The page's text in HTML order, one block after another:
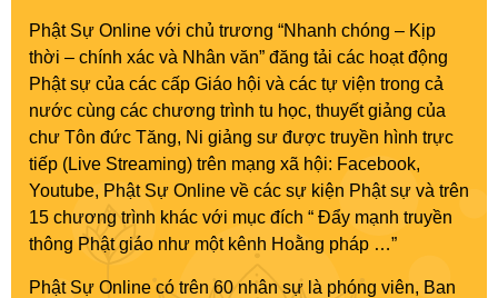
Phật Sự Online với chủ trương “Nhanh chóng – Kịp
thời – chính xác và Nhân văn” đăng tải các hoạt động
Phật sự của các cấp Giáo hội và các tự viện trong cả
nước cùng các chương trình tu học, thuyết giảng của
chư Tôn đức Tăng, Ni giảng sư được truyền hình trực
tiếp (Live Streaming) trên mạng xã hội: Facebook,
Youtube, Phật Sự Online về các sự kiện Phật sự và trên
15 chương trình khác với mục đích “ Đẩy mạnh truyền
thông Phật giáo như một kênh Hoằng pháp …”
Phật Sự Online có trên 60 nhân sự là phóng viên, Ban